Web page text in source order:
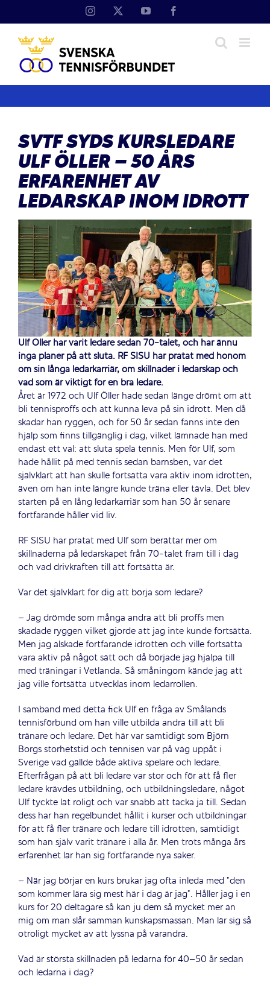
Instagram YouTube
SVTF SYDS KURSLEDARE
ULF ÖLLER – 50 ÅRS
ERFARENHET AV
LEDARSKAP INOM IDROTT
Ulf Öller har varit ledare sedan 70-talet, och har ännu
inga planer på att sluta. RF SISU har pratat med honom
om sin långa ledarkarriär, om skillnader i ledarskap och
vad som är viktigt för en bra ledare.
Året är 1972 och Ulf Öller hade sedan länge drömt om att
bli tennisproffs och att kunna leva på sin idrott. Men då
skadar han ryggen, och för 50 år sedan fanns inte den
hjälp som finns tillgänglig i dag, vilket lämnade han med
endast ett val: att sluta spela tennis. Men för Ulf, som
hade hållit på med tennis sedan barnsben, var det
självklart att han skulle fortsätta vara aktiv inom idrotten,
även om han inte längre kunde träna eller tävla. Det blev
starten på en lång ledarkarriär som han 50 år senare
fortfarande håller vid liv.
RF SISU har pratat med Ulf som berättar mer om
skillnaderna på ledarskapet från 70-talet fram till i dag
och vad drivkraften till att fortsätta är.
Var det självklart för dig att börja som ledare?
– Jag drömde som många andra att bli proffs men
skadade ryggen vilket gjorde att jag inte kunde fortsätta.
Men jag älskade fortfarande idrotten och ville fortsätta
vara aktiv på något sätt och då började jag hjälpa till
med träningar i Vetlanda. Så småningom kände jag att
jag ville fortsätta utvecklas inom ledarrollen.
I samband med detta fick Ulf en fråga av Smålands
tennisförbund om han ville utbilda andra till att bli
tränare och ledare. Det här var samtidigt som Björn
Borgs storhetstid och tennisen var på väg uppåt i
Sverige vad gällde både aktiva spelare och ledare.
Efterfrågan på att bli ledare var stor och för att få fler
ledare krävdes utbildning, och utbildningsledare, något
Ulf tyckte lät roligt och var snabb att tacka ja till. Sedan
dess har han regelbundet hållit i kurser och utbildningar
för att få fler tränare och ledare till idrotten, samtidigt
som han själv varit tränare i alla år. Men trots många års
erfarenhet lär han sig fortfarande nya saker.
– När jag börjar en kurs brukar jag ofta inleda med ”den
som kommer lära sig mest här i dag är jag”. Håller jag i en
kurs för 20 deltagare så kan ju dem så mycket mer än
mig om man slår samman kunskapsmassan. Man lär sig så
otroligt mycket av att lyssna på varandra.
Vad är största skillnaden på ledarna för 40–50 år sedan
och ledarna i dag?